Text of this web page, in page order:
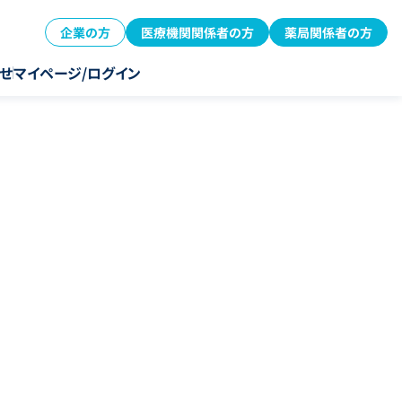
企業の方 医療機関関係者の方 薬局関係者の方
マイページ/ログイン